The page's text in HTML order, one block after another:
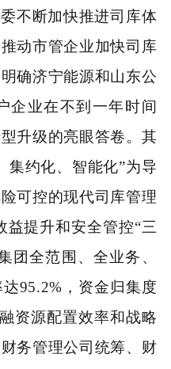
不断加快推进司库体
动市管企业加快司库
确济宁能源和山东公
企业在不到一年时间
升级的亮眼答卷。其
集约化、智能化”为导
可控的现代司库管理
益提升和安全管控“三
团全范围、全业务、
95.2%，资金归集度
资源配置效率和战略
务管理公司统筹、财